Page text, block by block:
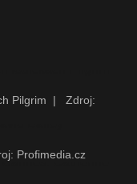
Pilgrim |
Zdroj:
Profimedia.cz